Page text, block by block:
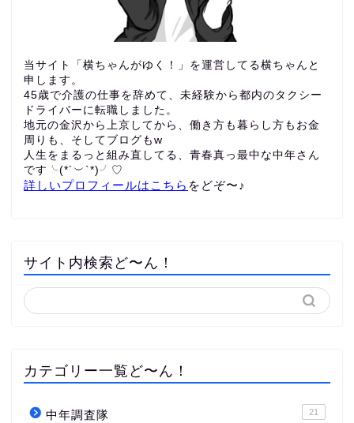
当サイト「横ちゃんがゆく！」を運営してる横ちゃんと
申します。
45歳で介護の仕事を辞めて、未経験から都内のタクシー
ドライバーに転職しました。
地元の金沢から上京してから、働き方も暮らし方もお金
周りも、 そしてブログもw
人生をまるっと組み直してる、青春真っ最中な中年さん
です╰(*´︶`*)╯♡
詳しいプロフィールはこちら をどぞ〜♪
サイト内検索ど〜ん！
カテゴリー一覧ど〜ん！
中年調査隊 21